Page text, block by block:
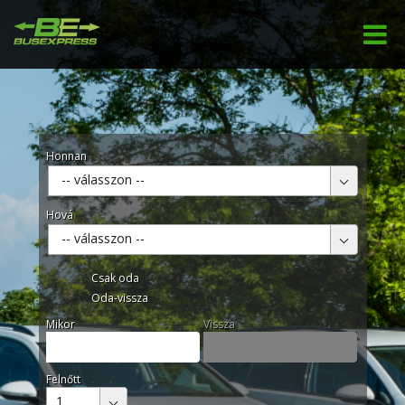
Honnan
-- válasszon --
Hová
-- válasszon --
Csak oda
Oda-vissza
Mikor
Vissza
Felnőtt
1